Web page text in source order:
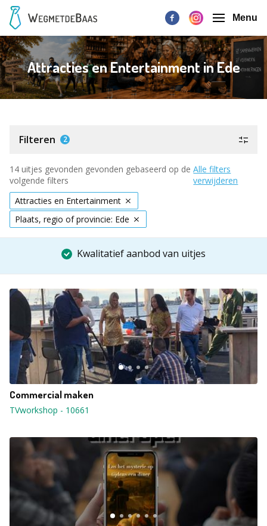
Menu
Attracties en Entertainment in Ede
Filteren 2
14 uitjes gevonden gevonden gebaseerd op de
volgende filters
Alle filters
verwijderen
Attracties en Entertainment
Plaats, regio of provincie: Ede
Kwalitatief aanbod van uitjes
Commercial maken
TVworkshop - 10661